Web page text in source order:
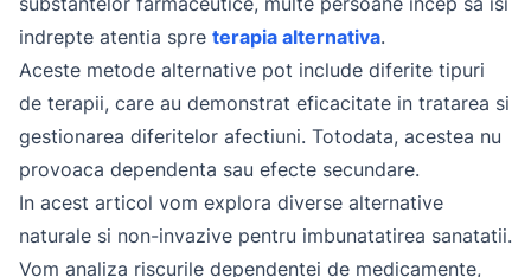
indrepte atentia spre terapia alternativa.
Aceste metode alternative pot include diferite tipuri
de terapii, care au demonstrat eficacitate in tratarea si
gestionarea diferitelor afectiuni. Totodata, acestea nu
provoaca dependenta sau efecte secundare.
In acest articol vom explora diverse alternative
naturale si non-invazive pentru imbunatatirea sanatatii.
Vom analiza riscurile dependentei de medicamente,